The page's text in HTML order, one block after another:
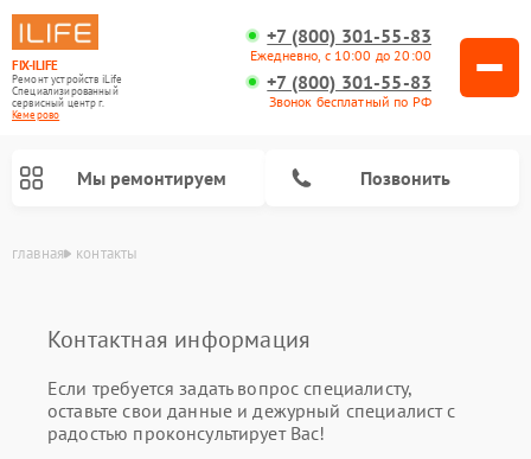
FIX-ILIFE
Ремонт устройств iLife
Специализированный
cервисный центр г.
Кемерово
+7 (800) 301-55-83
Ежедневно, с 10:00 до 20:00
+7 (800) 301-55-83
Звонок бесплатный по РФ
Мы ремонтируем Позвонить
главная контакты
Контактная информация
Если требуется задать вопрос специалисту,
оставьте свои данные и дежурный специалист с
радостью проконсультирует Вас!